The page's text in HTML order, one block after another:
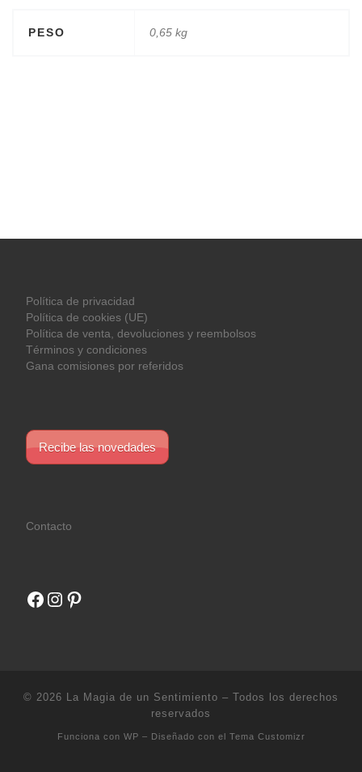
PESO 0,65 kg
Política de privacidad
Política de cookies (UE)
Política de venta, devoluciones y reembolsos
Términos y condiciones
Gana comisiones por referidos
Recibe las novedades
Contacto
Facebook
Instagram
Pinterest
© 2026 La Magia de un Sentimiento – Todos los derechos
reservados
Funciona con WP – Diseñado con el Tema Customizr